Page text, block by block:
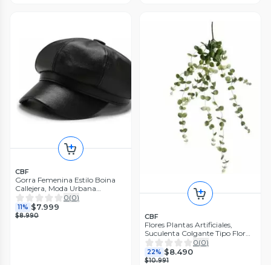
CBF
Gorra Femenina Estilo Boina
Callejera, Moda Urbana
Sombrero Negro Talla Unica
0(0)
11% $7.999
$8.990 CBF
Flores Plantas Artificiales,
Suculenta Colgante Tipo Flor
Enredadera
0(0)
22% $8.490
$10.991